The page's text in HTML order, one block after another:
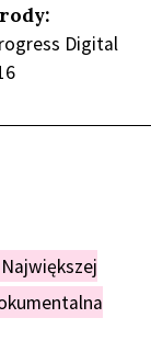
Digital